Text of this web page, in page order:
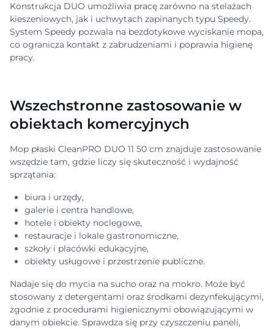
Konstrukcja DUO umożliwia pracę zarówno na stelażach
kieszeniowych, jak i uchwytach zapinanych typu Speedy.
System Speedy pozwala na bezdotykowe wyciskanie mopa,
co ogranicza kontakt z zabrudzeniami i poprawia higienę
pracy.
Wszechstronne zastosowanie w
obiektach komercyjnych
Mop płaski CleanPRO DUO 11 50 cm znajduje zastosowanie
wszędzie tam, gdzie liczy się skuteczność i wydajność
sprzątania:
biura i urzędy,
galerie i centra handlowe,
hotele i obiekty noclegowe,
restauracje i lokale gastronomiczne,
szkoły i placówki edukacyjne,
obiekty usługowe i przestrzenie publiczne.
Nadaje się do mycia na sucho oraz na mokro. Może być
stosowany z detergentami oraz środkami dezynfekującymi,
zgodnie z procedurami higienicznymi obowiązującymi w
danym obiekcie. Sprawdza się przy czyszczeniu paneli,